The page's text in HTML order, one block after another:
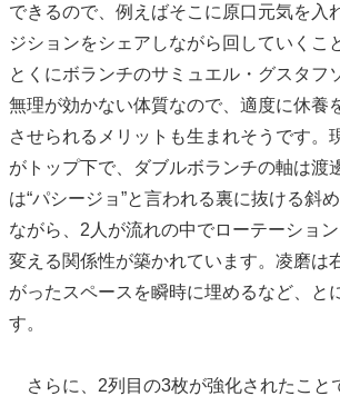
できるので、例えばそこに原口元気を入
ジションをシェアしながら回していくこ
とくにボランチのサミュエル・グスタフ
無理が効かない体質なので、適度に休養
させられるメリットも生まれそうです。
がトップ下で、ダブルボランチの軸は渡
は“パシージョ”と言われる裏に抜ける斜
ながら、2人が流れの中でローテーショ
変える関係性が築かれています。凌磨は
がったスペースを瞬時に埋めるなど、と
す。
さらに、2列目の3枚が強化されたこと